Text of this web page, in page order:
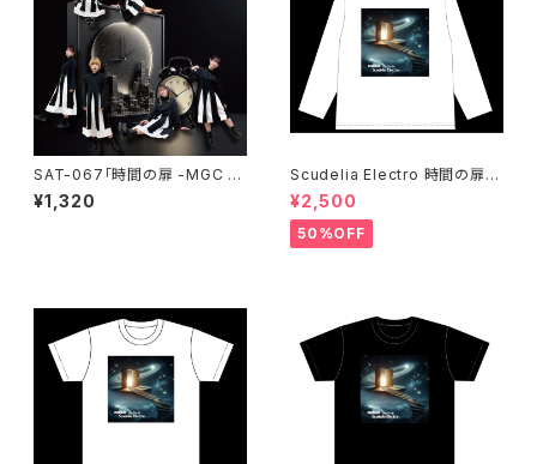
SAT-067「時間の扉 -MGC e
dition- / COSMOS」 まちだガ
ールズ・クワイア
¥1,320
Scudelia Electro 時間の扉T
シャツ・長袖・ホワイト
¥2,500
50%OFF